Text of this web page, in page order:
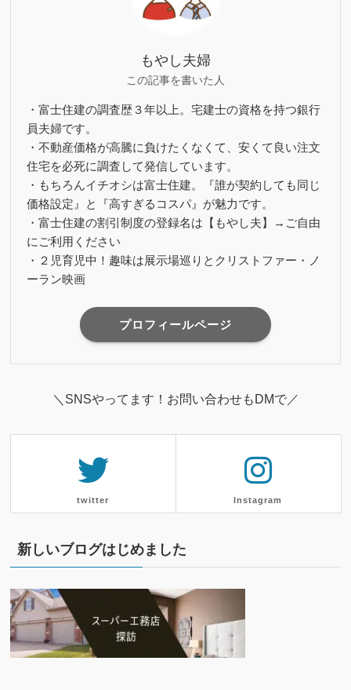
もやし夫婦
この記事を書いた人
・富士住建の調査歴３年以上。宅建士の資格を持つ銀行
員夫婦です。
・不動産価格が高騰に負けたくなくて、安くて良い注文
住宅を必死に調査して発信しています。
・もちろんイチオシは富士住建。『誰が契約しても同じ
価格設定』と『高すぎるコスパ』が魅力です。
・富士住建の割引制度の登録名は【もやし夫】→ご自由
にご利用ください
・２児育児中！趣味は展示場巡りとクリストファー・ノ
ーラン映画
プロフィールページ
＼SNSやってます！お問い合わせもDMで／
twitter Instagram
新しいブログはじめました